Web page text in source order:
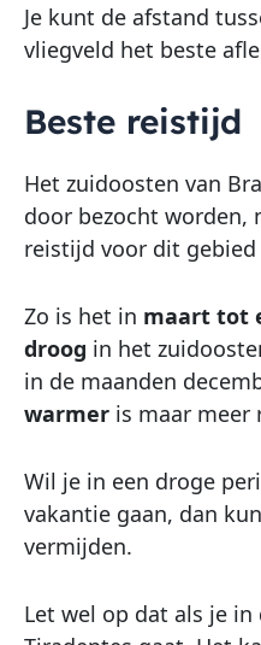
Je kunt de afstand
vliegveld het beste
Beste reistijd
Het zuidoosten van
door bezocht worden,
reistijd voor dit gebied
Zo is het in maart tot
droog in het
in de maanden
warmer is maar meer
Wil je in een droge
vakantie gaan, dan
vermijden.
Let wel op dat als je